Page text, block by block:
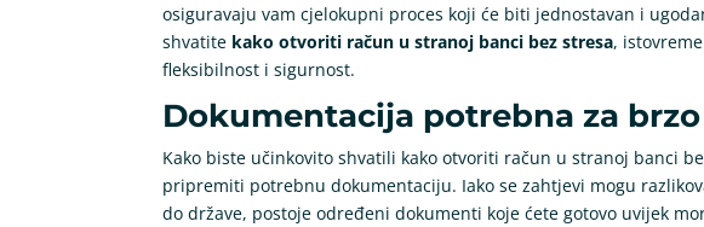
osiguravaju vam cjelokupni proces koji će biti jednostavan i
shvatite kako otvoriti račun u stranoj banci bez stresa,
fleksibilnost i sigurnost.
Dokumentacija potrebna za
Kako biste učinkovito shvatili kako otvoriti račun u stranoj banci
pripremiti potrebnu dokumentaciju. Iako se zahtjevi mogu
do države, postoje određeni dokumenti koje ćete gotovo uvijek